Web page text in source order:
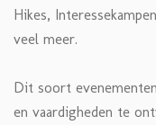
Hikes, Interessekampen
veel meer.
Dit soort
en vaardigheden te